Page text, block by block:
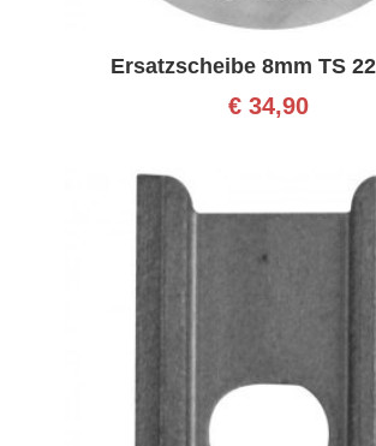
Ersatzscheibe 8mm TS
€ 34,90